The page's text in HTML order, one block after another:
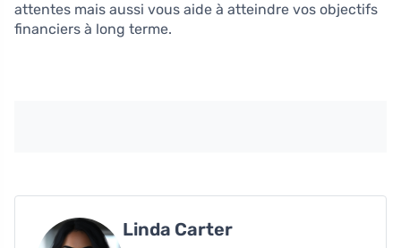
attentes mais aussi vous aide à atteindre vos objectifs
financiers à long terme.
Linda Carter